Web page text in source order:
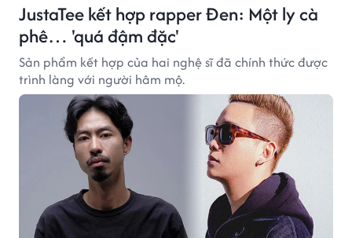
JustaTee kết hợp rapper Đen: Một ly cà
phê… 'quá đậm đặc'
Sản phẩm kết hợp của hai nghệ sĩ đã chính thức được
trình làng với người hâm mộ.